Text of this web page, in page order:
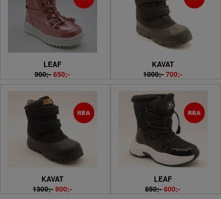
LEAF
900;- 650;-
KAVAT
1000;- 700;-
KAVAT
1300;- 900;-
LEAF
850;- 600;-